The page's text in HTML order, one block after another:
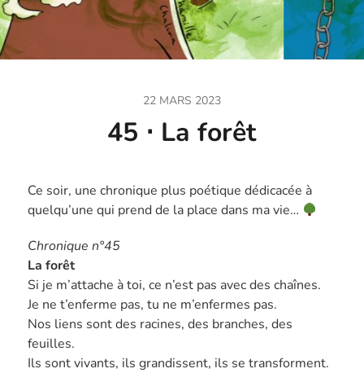
22 MARS 2023
45 ⋅ La forêt
Ce soir, une chronique plus poétique dédicacée à
quelqu’une qui prend de la place dans ma vie…
Chronique n°45
La forêt
Si je m’attache à toi, ce n’est pas avec des chaînes.
Je ne t’enferme pas, tu ne m’enfermes pas.
Nos liens sont des racines, des branches, des
feuilles.
Ils sont vivants, ils grandissent, ils se transforment.